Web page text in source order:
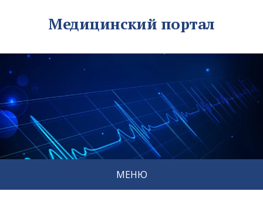
Медицинский портал
МЕНЮ